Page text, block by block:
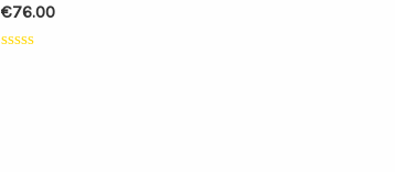
€76.00